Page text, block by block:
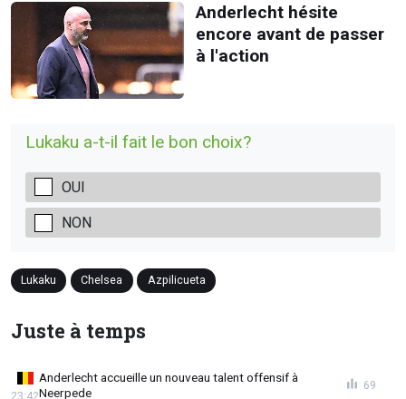
Anderlecht hésite
encore avant de passer
à l'action
Lukaku a-t-il fait le bon choix?
OUI
NON
Lukaku Chelsea Azpilicueta
Juste à temps
Anderlecht accueille un nouveau talent offensif à
Neerpede
23:42
69